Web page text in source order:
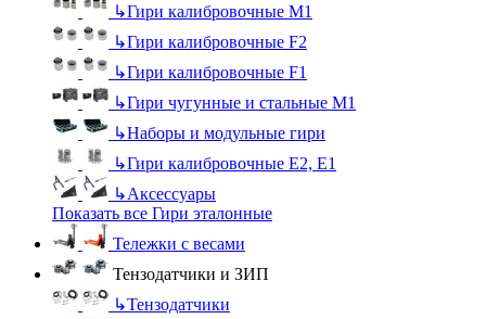
↳Гири калибровочные М1
↳Гири калибровочные F2
↳Гири калибровочные F1
↳Гири чугунные и стальные М1
↳Наборы и модульные гири
↳Гири калибровочные E2, Е1
↳Аксессуары
Показать все Гири эталонные
Тележки с весами
Тензодатчики и ЗИП
↳Тензодатчики